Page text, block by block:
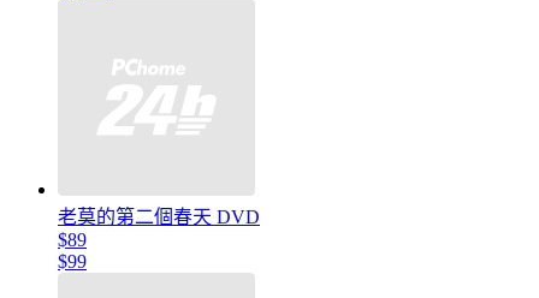
老莫的第二個春天 DVD
$89
$99